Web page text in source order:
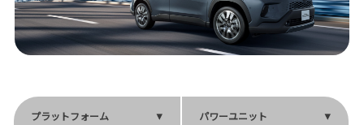
プラットフォーム パワーユニット